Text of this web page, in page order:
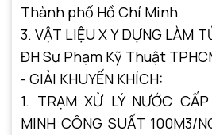
Thành phố Hồ Chí Minh
3. VẬT LIỆU X Y DỰNG LÀM
ĐH Sư Phạm Kỹ Thuật
- GIẢI KHUYẾN KHÍCH:
1. TRẠM XỬ LÝ NƯỚC
MINH CÔNG SUẤT 100M3/